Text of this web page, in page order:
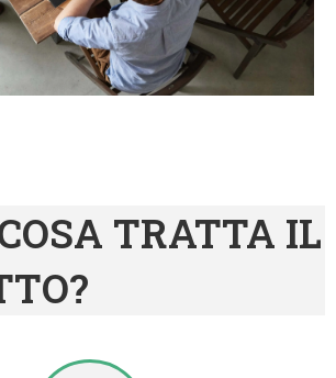
TRATTA IL